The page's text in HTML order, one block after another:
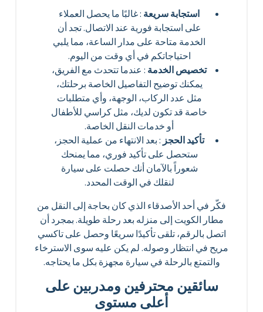
استجابة سريعة: غالبًا ما يحصل العملاء
على استجابة فورية عند الاتصال. تجد أن
الخدمة متاحة على مدار الساعة، مما يلبي
احتياجاتكم في أي وقت من اليوم.
تخصيص الخدمة: عندما تتحدث مع الفريق،
يمكنك توضيح التفاصيل الخاصة برحلتك،
مثل عدد الركاب، الوجهة، وأي متطلبات
خاصة قد تكون لديك، مثل كراسي للأطفال
أو خدمات النقل الخاصة.
تأكيد الحجز: بعد الانتهاء من عملية الحجز،
ستحصل على تأكيد فوري، مما يمنحك
شعوراً بالآمان أنك حصلت على سيارة
لنقلك في الوقت المحدد.
فكّر في أحد الأصدقاء الذي كان بحاجة إلى النقل من
مطار الكويت إلى منزله بعد رحلة طويلة. بمجرد أن
اتصل بالرقم، تلقى تأكيدًا سريعًا وحصل على تاكسي
مريح في انتظار وصوله. لم يكن عليه سوى الاسترخاء
والتمتع بالرحلة في سيارة مجهزة بكل ما يحتاجه.
سائقين محترفين ومدربين على
أعلى مستوى